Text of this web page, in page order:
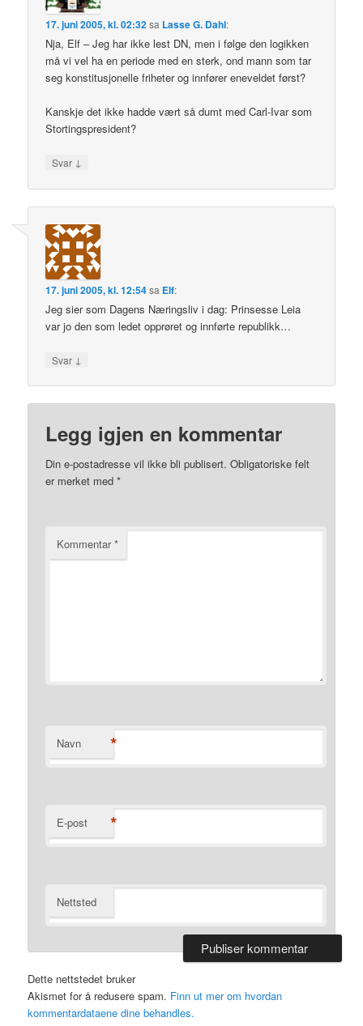
17. juni 2005, kl. 02:32sa Lasse G. Dahl:
Nja, Elf – Jeg har ikke lest DN, men i følge den logikken
må vi vel ha en periode med en sterk, ond mann som tar
seg konstitusjonelle friheter og innfører eneveldet først?
Kanskje det ikke hadde vært så dumt med Carl-Ivar som
Stortingspresident?
Svar ↓
17. juni 2005, kl. 12:54sa Elf:
Jeg sier som Dagens Næringsliv i dag: Prinsesse Leia
var jo den som ledet opprøret og innførte republikk…
Svar ↓
Legg igjen en kommentar
Din e-postadresse vil ikke bli publisert. Obligatoriske felt
er merket med*
Kommentar*
Navn *
E-post *
Nettsted
Dette nettstedet bruker
Akismet for å redusere spam. Finn ut mer om hvordan
kommentardataene dine behandles.